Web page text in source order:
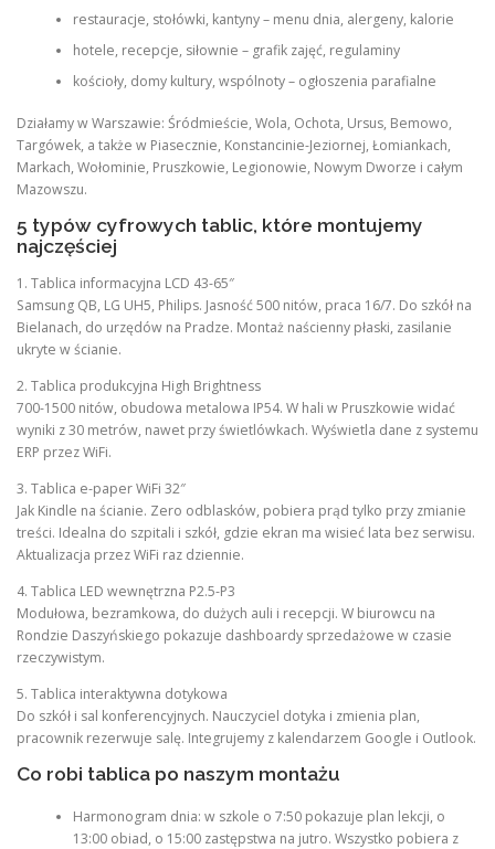
restauracje, stołówki, kantyny – menu dnia, alergeny, kalorie
hotele, recepcje, siłownie – grafik zajęć, regulaminy
kościoły, domy kultury, wspólnoty – ogłoszenia parafialne
Działamy w Warszawie: Śródmieście, Wola, Ochota, Ursus, Bemowo,
Targówek, a także w Piasecznie, Konstancinie-Jeziornej, Łomiankach,
Markach, Wołominie, Pruszkowie, Legionowie, Nowym Dworze i całym
Mazowszu.
5 typów cyfrowych tablic, które montujemy
najczęściej
1. Tablica informacyjna LCD 43-65″
Samsung QB, LG UH5, Philips. Jasność 500 nitów, praca 16/7. Do szkół na
Bielanach, do urzędów na Pradze. Montaż naścienny płaski, zasilanie
ukryte w ścianie.
2. Tablica produkcyjna High Brightness
700-1500 nitów, obudowa metalowa IP54. W hali w Pruszkowie widać
wyniki z 30 metrów, nawet przy świetlówkach. Wyświetla dane z systemu
ERP przez WiFi.
3. Tablica e-paper WiFi 32″
Jak Kindle na ścianie. Zero odblasków, pobiera prąd tylko przy zmianie
treści. Idealna do szpitali i szkół, gdzie ekran ma wisieć lata bez serwisu.
Aktualizacja przez WiFi raz dziennie.
4. Tablica LED wewnętrzna P2.5-P3
Modułowa, bezramkowa, do dużych auli i recepcji. W biurowcu na
Rondzie Daszyńskiego pokazuje dashboardy sprzedażowe w czasie
rzeczywistym.
5. Tablica interaktywna dotykowa
Do szkół i sal konferencyjnych. Nauczyciel dotyka i zmienia plan,
pracownik rezerwuje salę. Integrujemy z kalendarzem Google i Outlook.
Co robi tablica po naszym montażu
Harmonogram dnia: w szkole o 7:50 pokazuje plan lekcji, o
13:00 obiad, o 15:00 zastępstwa na jutro. Wszystko pobiera z